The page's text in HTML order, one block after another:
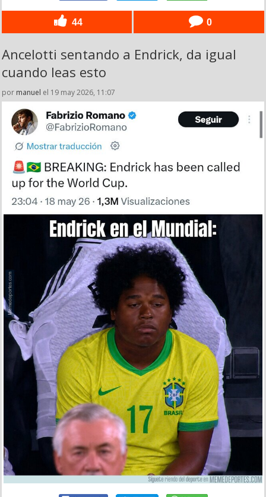
44 0
Ancelotti sentando a Endrick, da igual
cuando leas esto
por manuel el 19 may 2026, 11:07